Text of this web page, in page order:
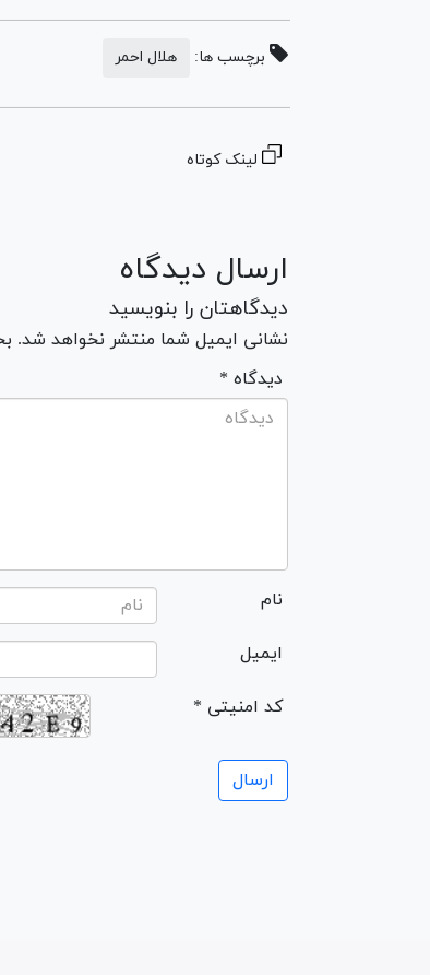
برچسب ها: هلال احمر
لینک کوتاه
ارسال دیدگاه
دیدگاهتان را بنویسید
نشانی ایمیل شما منتشر نخواهد شد.
* دیدگاه
نام
ایمیل
* کد امنیتی